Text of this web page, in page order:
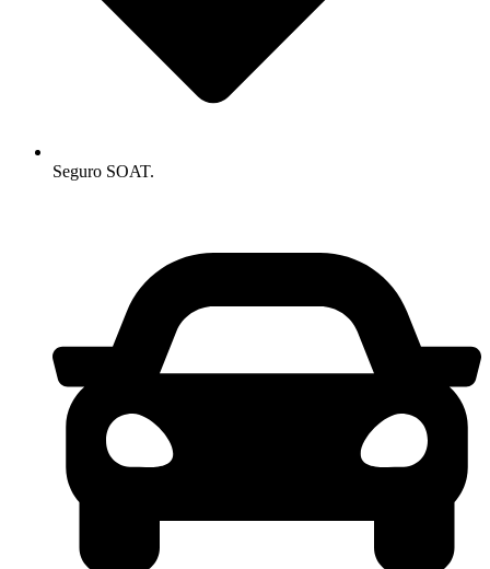
Seguro SOAT.